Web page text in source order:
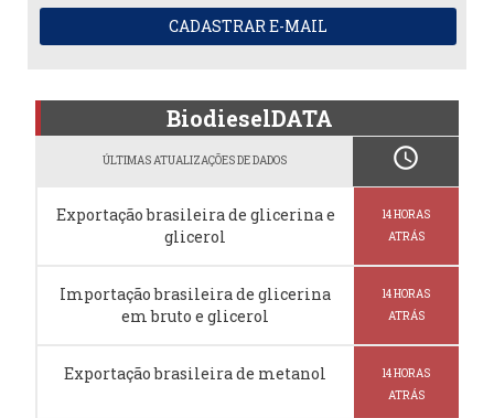
CADASTRAR E-MAIL
BiodieselDATA
ÚLTIMAS ATUALIZAÇÕES DE DADOS schedule
Exportação brasileira de glicerina e
glicerol
14 HORAS
ATRÁS
Importação brasileira de glicerina
em bruto e glicerol
14 HORAS
ATRÁS
Exportação brasileira de metanol
14 HORAS
ATRÁS